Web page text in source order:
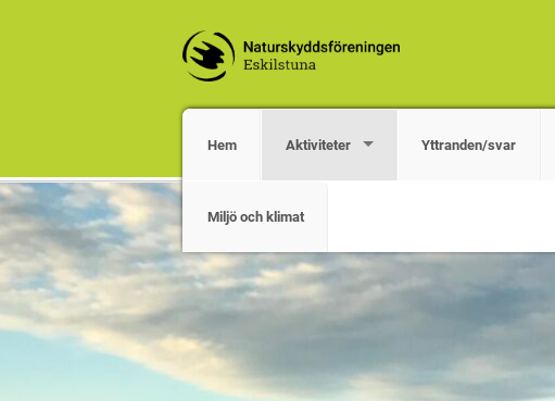
Hem Aktiviteter Yttranden/svar
Miljö och klimat